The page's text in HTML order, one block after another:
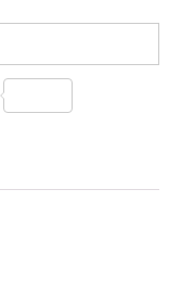
S
e